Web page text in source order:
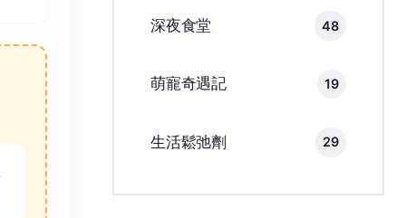
深夜食堂 48
萌寵奇遇記 19
生活鬆弛劑 29